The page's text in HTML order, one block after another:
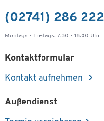
(02741) 286 222
Montags - Freitags: 7.30 - 18.00 Uhr
Kontaktformular
Kontakt aufnehmen
Außendienst